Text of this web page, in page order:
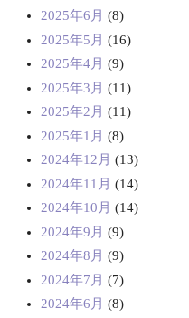
2025年6月 (8)
2025年5月 (16)
2025年4月 (9)
2025年3月 (11)
2025年2月 (11)
2025年1月 (8)
2024年12月 (13)
2024年11月 (14)
2024年10月 (14)
2024年9月 (9)
2024年8月 (9)
2024年7月 (7)
2024年6月 (8)